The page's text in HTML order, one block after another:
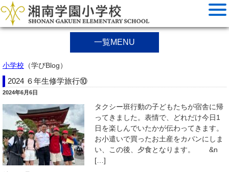
一覧MENU
小学校 （学びBlog）
2024 ６年生修学旅行⑩
2024年6月6日
タクシー班行動の子どもたちが宿舎に帰
ってきました。表情で、どれだけ今日1
日を楽しんでいたかが伝わってきます。
お小遣いで買ったお土産をカバンにしま
い、この後、夕食となります。 &n
[…]